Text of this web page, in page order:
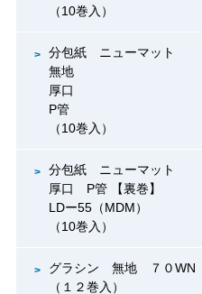
（10巻入）
分包紙 ニューマット
無地
厚口
P管
（10巻入）
分包紙 ニューマット
厚口 P管 【裏巻】
LDー55（MDM）
（10巻入）
グラシン 無地 ７０WN
（１２巻入）